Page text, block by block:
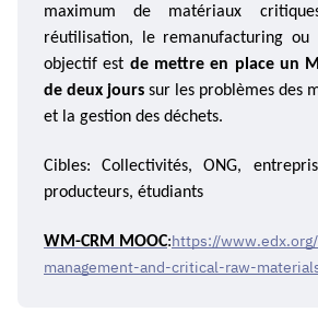
maximum de matériaux
réutilisation, le remanufacturing ou
objectif est de mettre en place un
de deux jours sur les problèmes des
et la gestion des déchets.
Cibles: Collectivités, ONG,
producteurs, étudiants
WM-CRM MOOC:https://
management-and-critical-raw-